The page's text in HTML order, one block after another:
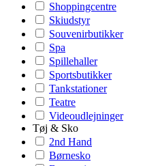
Shoppingcentre
Skiudstyr
Souvenirbutikker
Spa
Spillehaller
Sportsbutikker
Tankstationer
Teatre
Videoudlejninger
Tøj & Sko
2nd Hand
Børnesko